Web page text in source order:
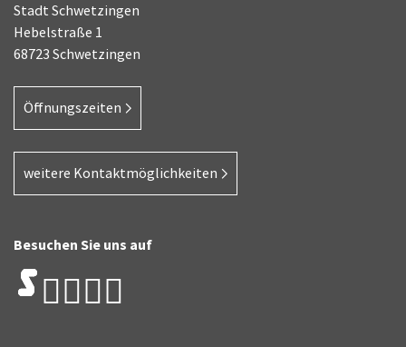
Stadt Schwetzingen
Hebelstraße 1
68723 Schwetzingen
Öffnungszeiten
weitere Kontaktmöglichkeiten
Besuchen Sie uns auf